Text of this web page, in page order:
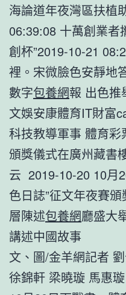
海論道年夜灣區扶植
06:39:08 十萬創業者
創杯”2019-10-21
裡。宋微臉色安靜地
數字包養網報 出色推
文娛安康體育IT財富
科技教導軍事 體育彩
頒獎儀式在廣州藏書
云 2019-10-20 10月
色日誌”征文年夜賽
層陳述包養網廳盛大
講述中國故事
文、圖/金羊網記者
徐錦軒 梁曉璇 馬惠璇